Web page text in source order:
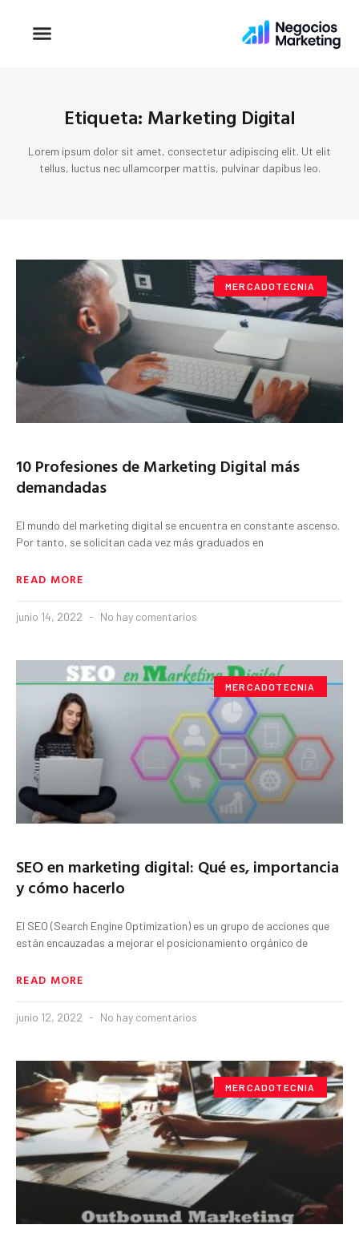
Etiqueta: Marketing Digital
Lorem ipsum dolor sit amet, consectetur adipiscing elit. Ut elit
tellus, luctus nec ullamcorper mattis, pulvinar dapibus leo.
MERCADOTECNIA
10 Profesiones de Marketing Digital más
demandadas
El mundo del marketing digital se encuentra en constante ascenso.
Por tanto, se solicitan cada vez más graduados en
READ MORE
junio 14, 2022 No hay comentarios
MERCADOTECNIA
SEO en marketing digital: Qué es, importancia
y cómo hacerlo
El SEO (Search Engine Optimization) es un grupo de acciones que
están encauzadas a mejorar el posicionamiento orgánico de
READ MORE
junio 12, 2022 No hay comentarios
MERCADOTECNIA